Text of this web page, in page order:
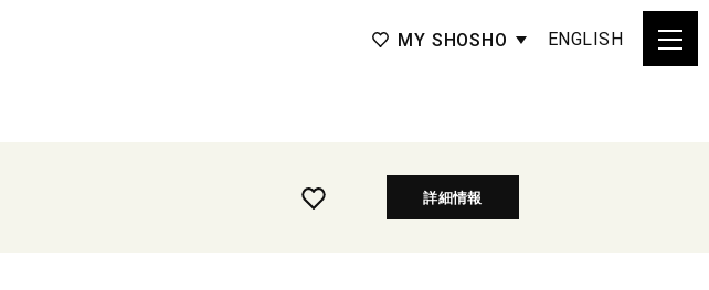
MY SHOSHO ENGLISH
詳細情報